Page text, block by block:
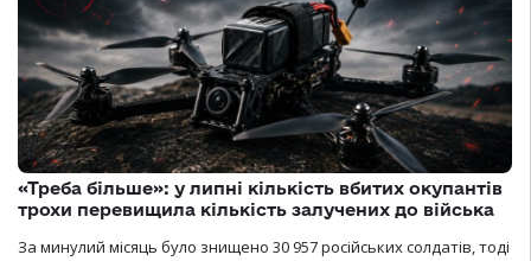
«Треба більше»: у липні кількість вбитих окупантів
трохи перевищила кількість залучених до війська
За минулий місяць було знищено 30 957 російських солдатів, тоді